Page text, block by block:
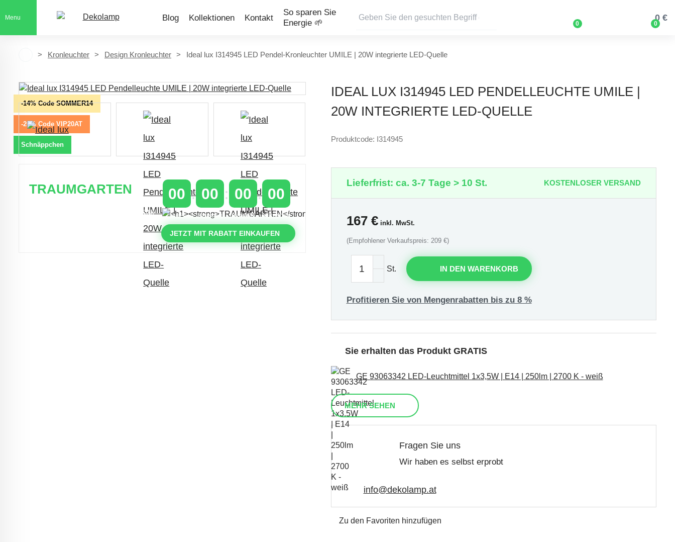
Menu Blog Kollektionen Kontakt
So sparen Sie
Energie 🌱
0 0
0 €
Kronleuchter Design Kronleuchter Ideal lux I314945 LED Pendel-Kronleuchter UMILE | 20W integrierte LED-Quelle
IDEAL LUX I314945 LED PENDELLEUCHTE UMILE |
20W INTEGRIERTE LED-QUELLE
-14% Code SOMMER14
-20% Code VIP20AT
Schnäppchen
TRAUMGARTEN
Zeitlich begrenzter 20 % Rabatt auf
00
TAGE
00
STUNDEN
00
MINUTEN
00
SEKUNDEN
JETZT MIT RABATT EINKAUFEN
Produktcode: I314945
Lieferfrist: ca. 3-7 Tage > 10 St. KOSTENLOSER VERSAND
167€inkl. MwSt.
(Empfohlener Verkaufspreis: 209 €)
St. IN DEN WARENKORB
Profitieren Sie von Mengenrabatten bis zu 8 %
Sie erhalten das Produkt GRATIS
GE 93063342 LED-Leuchtmittel 1x3,5W | E14 | 250lm | 2700 K - weiß
MEHR SEHEN
Fragen Sie uns
Wir haben es selbst erprobt
info@dekolamp.at
Zu den Favoriten hinzufügen